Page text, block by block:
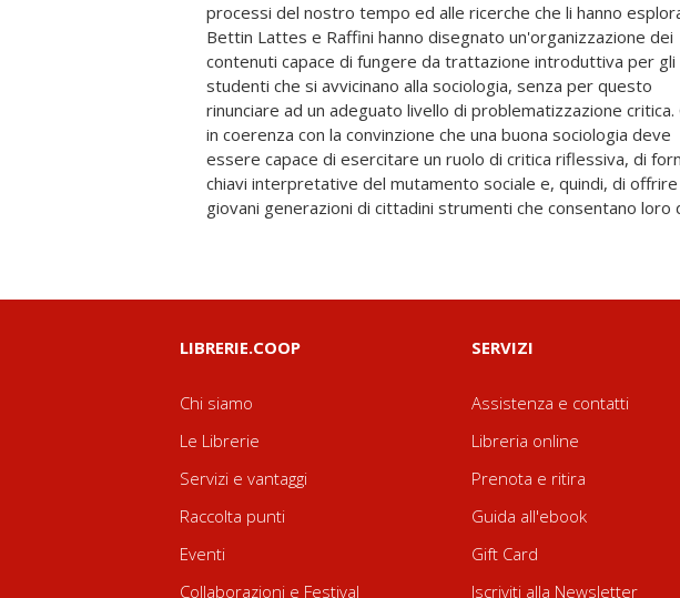
processi del nostro tempo ed alle ricerche che li hanno
Bettin Lattes e Raffini hanno disegnato un'organizzazione dei
contenuti capace di fungere da trattazione introduttiva per gli
studenti che si avvicinano alla sociologia, senza per questo
rinunciare ad un adeguato livello di problematizzazione critica.
in coerenza con la convinzione che una buona sociologia deve
essere capace di esercitare un ruolo di critica riflessiva, di
chiavi interpretative del mutamento sociale e, quindi, di offrire
giovani generazioni di cittadini strumenti che consentano loro
del mutamento, si confronta oggi con i macro-mutamenti
caratterizzano la società tardo-moderna: la globalizzazione e
l'individualizzazione. Si tratta di processi che rappresentano per il
sociologo una nuova sfida, invitandolo a ripensare criticamente i
concetti e gli strumenti tradizionalmente utilizzati per
la società. Con il ricco ventaglio di contributi che compongono i due
tomi del manuale, i curatori e gli autori propongono un
analitico in sintonia con una loro concezione di sociologia
LIBRERIE.COOP
Chi siamo
Le Librerie
Servizi e vantaggi
Raccolta punti
Eventi
Collaborazioni e Festival
SERVIZI
Assistenza e contatti
Libreria online
Prenota e ritira
Guida all'ebook
Gift Card
Iscriviti alla Newsletter